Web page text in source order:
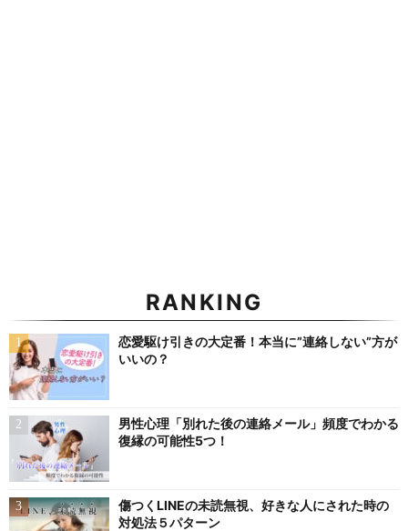
RANKING
恋愛駆け引きの大定番！本当に”連絡しない”方が
いいの？
男性心理「別れた後の連絡メール」頻度でわかる
復縁の可能性5つ！
傷つくLINEの未読無視、好きな人にされた時の
対処法５パターン